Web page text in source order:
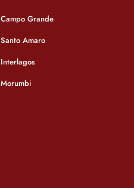
Campo Grande
Santo Amaro
Interlagos
Morumbi